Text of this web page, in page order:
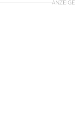
ANZEIGE